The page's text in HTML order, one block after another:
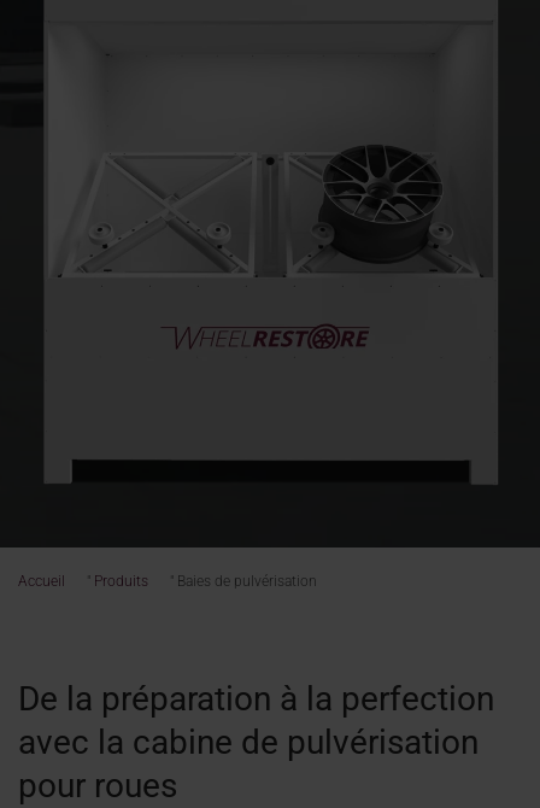
Accueil " Produits " Baies de pulvérisation
De la préparation à la perfection
avec la cabine de pulvérisation
pour roues